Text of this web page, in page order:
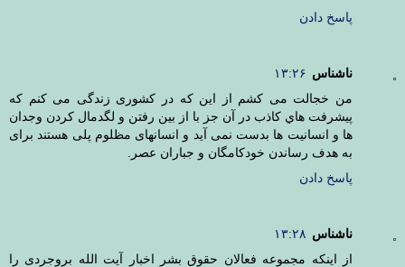
پاسخ دادن
ناشناس ۱۳:۲۶
من خجالت می کشم از این که در کشوری زندگی می کنم که
پیشرفت هاي كاذب در آن جز با از بین رفتن و لگدمال کردن وجدان
ها و انسانیت ها بدست نمی آید و انسانهای مظلوم پلی هستند برای
به هدف رساندن خودکامگان و جباران عصر.
پاسخ دادن
ناشناس ۱۳:۲۸
از اینکه مجموعه فعالان حقوق بشر اخبار آیت الله بروجردی را